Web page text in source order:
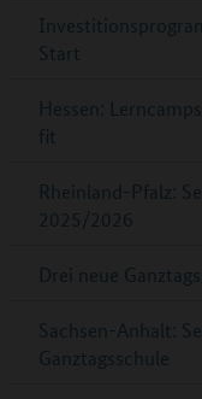
Start
Hessen:
fit
Rheinland-Pfalz:
2025/2026
Drei neue
Sachsen-Anhalt:
Ganztagsschule